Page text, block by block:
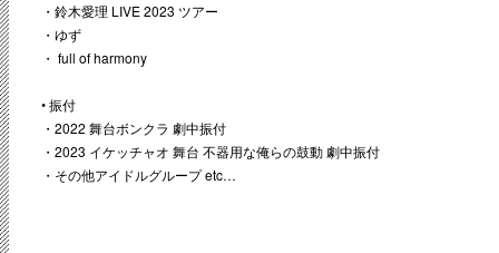
・鈴木愛理 LIVE 2023 ツアー
・ゆず
・ full of harmony
• 振付
・2022 舞台ボンクラ 劇中振付
・2023 イケッチャオ 舞台 不器用な俺らの鼓動 劇中振付
・その他アイドルグループ etc…